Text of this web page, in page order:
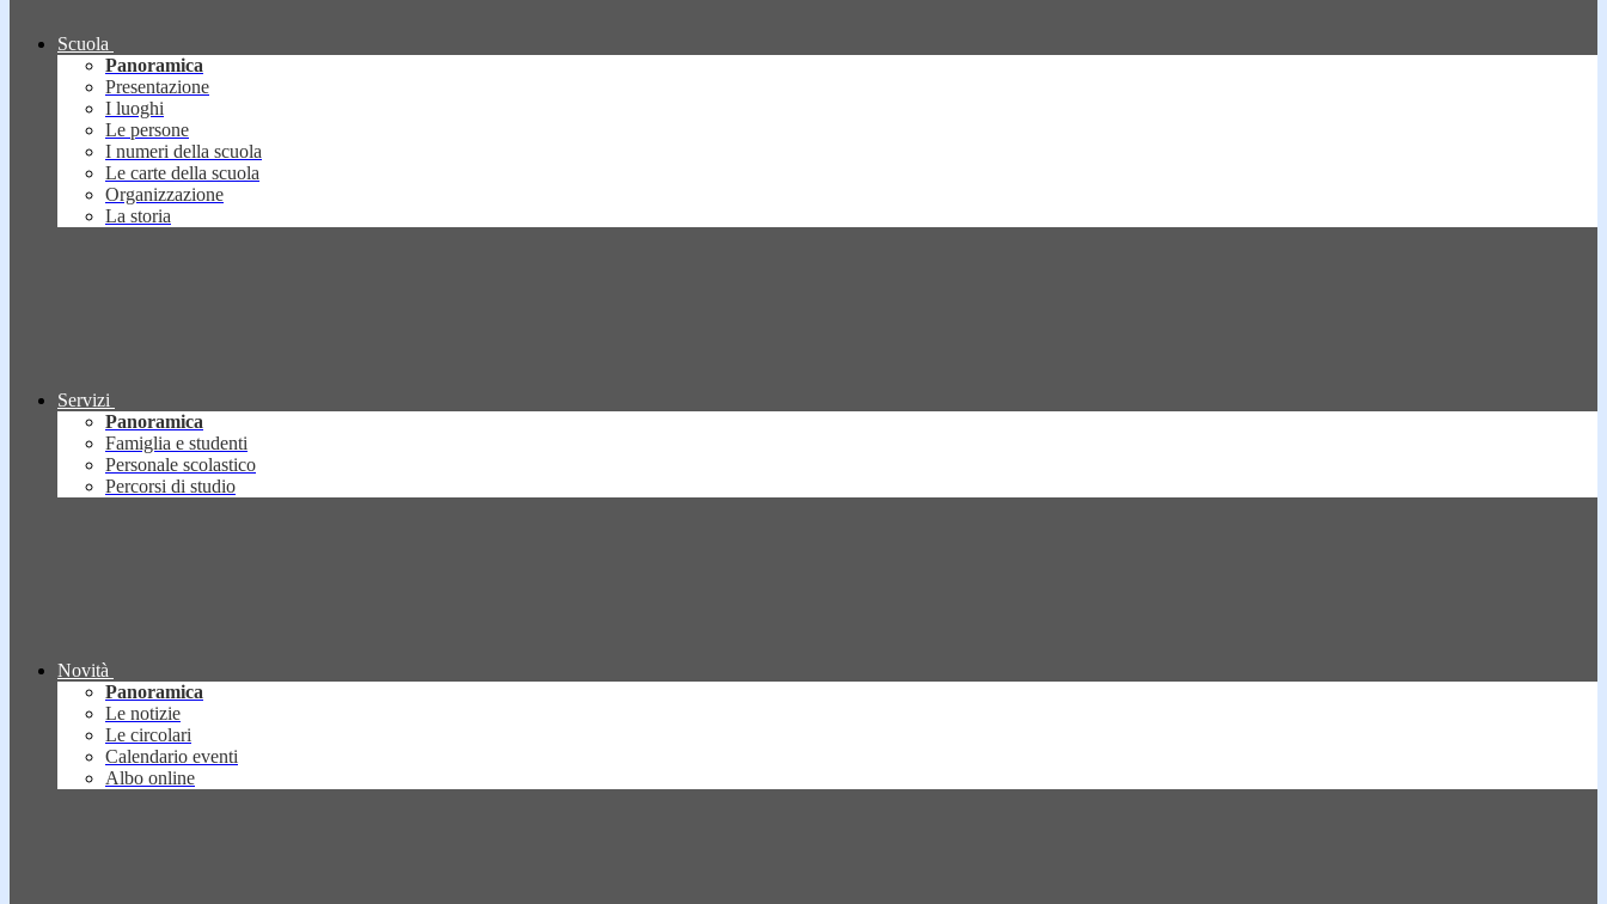
Scuola
Panoramica
Presentazione
I luoghi
Le persone
I numeri della scuola
Le carte della scuola
Organizzazione
La storia
Servizi
Panoramica
Famiglia e studenti
Personale scolastico
Percorsi di studio
Novità
Panoramica
Le notizie
Le circolari
Calendario eventi
Albo online